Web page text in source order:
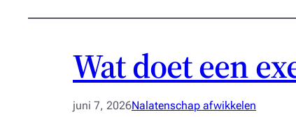
Wat doet een
juni 7, 2026Nalatenschap afwikkelen